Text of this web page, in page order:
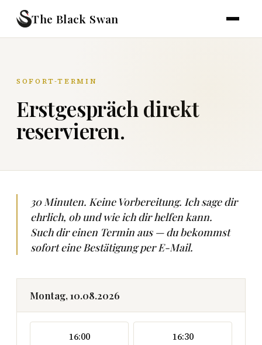
The Black Swan
SOFORT-TERMIN
Erstgespräch direkt
reservieren.
30 Minuten. Keine Vorbereitung. Ich sage dir
ehrlich, ob und wie ich dir helfen kann.
Such dir einen Termin aus — du bekommst
sofort eine Bestätigung per E-Mail.
Montag, 10.08.2026
16:00 16:30